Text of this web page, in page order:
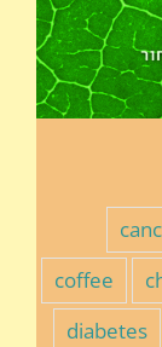
coffee
diabetes